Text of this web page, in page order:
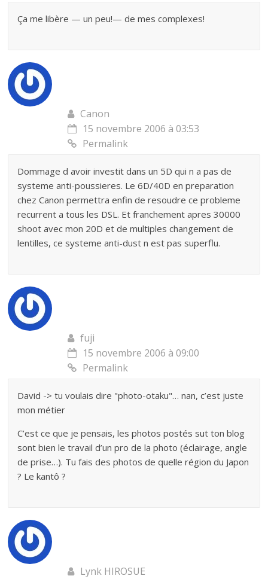
Ça me libère — un peu!— de mes complexes!
Canon
15 novembre 2006 à 03:53
Permalink
Dommage d avoir investit dans un 5D qui n a pas de
systeme anti-poussieres. Le 6D/40D en preparation
chez Canon permettra enfin de resoudre ce probleme
recurrent a tous les DSL. Et franchement apres 30000
shoot avec mon 20D et de multiples changement de
lentilles, ce systeme anti-dust n est pas superflu.
fuji
15 novembre 2006 à 09:00
Permalink
David -> tu voulais dire "photo-otaku"… nan, c’est juste
mon métier
C’est ce que je pensais, les photos postés sut ton blog
sont bien le travail d’un pro de la photo (éclairage, angle
de prise…). Tu fais des photos de quelle région du Japon
? Le kantô ?
Lynk HIROSUE